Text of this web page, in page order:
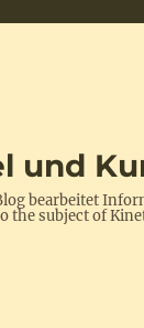
und
bearbeitet
the subject of